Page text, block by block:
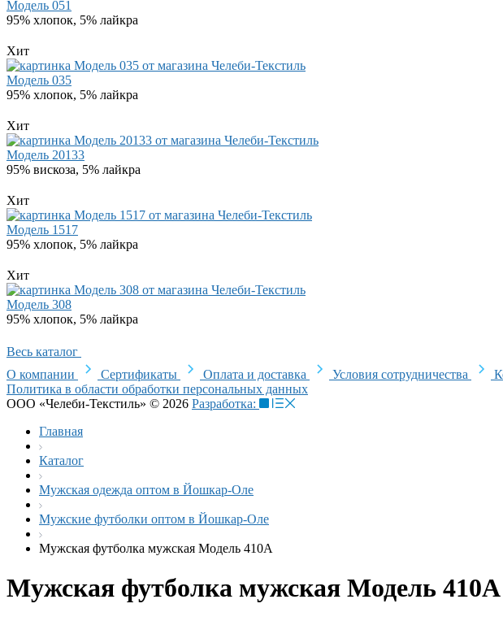
Модель 051
95% хлопок, 5% лайкра
Хит
Модель 035
95% хлопок, 5% лайкра
Хит
Модель 20133
95% вискоза, 5% лайкра
Хит
Модель 1517
95% хлопок, 5% лайкра
Хит
Модель 308
95% хлопок, 5% лайкра
Весь каталог
О компании
Сертификаты Оплата и доставка Условия сотрудничества
Политика в области обработки персональных данных
ООО «Челеби-Текстиль» © 2026 Разработка:
Главная
Каталог
Мужская одежда оптом в Йошкар-Оле
Мужские футболки оптом в Йошкар-Оле
Мужская футболка мужская Модель 410А
Мужская футболка мужская Модель 410А